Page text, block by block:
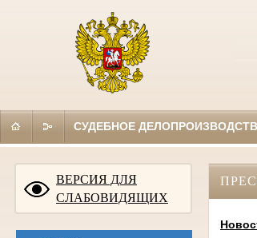
СУДЕБНОЕ
ВЕРСИЯ ДЛЯ
СЛАБОВИДЯЩИХ